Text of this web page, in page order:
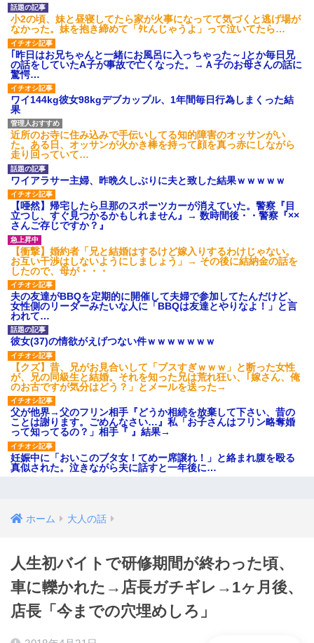
小2の頃、妹と昼寝してたら家が火事になってて気づくと逃げ場が
なかった。妹を抱き締めて「ﾀﾋんじゃうよ」って泣いてたら…
｢昨日はお兄ちゃんと一緒にお風呂に入っちゃった～｣とか毎日兄
の話をしていたA子が事故で亡くなった。→Ａ子のお母さんの話に
驚愕…
ワイ144kg彼女98kgデブカップル、1年間毎日行為しまくった結
果
近所のお寺に住み込みで手伝いしてる知的障害のオッサンがい
た。ある日、オッサンが火かき棒を持って顔を真っ赤にしながら
走り回っていて…
ワイアラサー主婦、昨晩久しぶりに夫と致した結果ｗｗｗｗｗ
【唖然】帰宅したら旦那のスポーツカーが消えていた。警察『目
立つし、すぐ見つかるかもしれません』→ 数時間後・・警察『××
さんご存じですか？』
【衝撃】婚約者「兄と結婚はするけど嫁入りするわけじゃない。
お互い干渉はしないようにしましょう」→ その後に結納金の話を
したので、母が・・・
夫の友達がBBQを定期的に開催して夫婦で参加してたんだけど、
女性側のリーダーみたいな人に「BBQは友達とやりなよ！」と言
われて…
彼女(37)の情欲がえげつない件ｗｗｗｗｗｗｗ
【クズ】昔、兄がお見合いして「ブスすぎｗｗｗ」と断った女性
が、兄の同級生と結婚。それを知った兄は荒れ狂い、｢嫁さん、俺
のお古ですが気分はどう？」とメールを送った→
父が他界→父のフリン相手『どうか相続を放棄して下さい、昔の
ことは謝ります。ごめんなさい…』私「お子さんはフリン略奪婚
って知ってるの？」相手『 』結果→
妊娠中に「おいこのブタ女！てめー席譲れ！」と絡まれ腹を殴る
真似された。泣きながら夫に話すと一年後に…
ホーム 大人の話
人生初バイトで研修期間が終わった頃、
車に轢かれた→店長ガチギレ→1ヶ月後、
店長「今までの穴埋めしろ」